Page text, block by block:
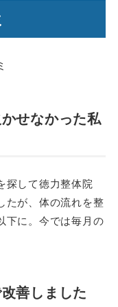
せなかった私
探して徳力整体院
たが、体の流れを整
下に。今では毎月の
善しました